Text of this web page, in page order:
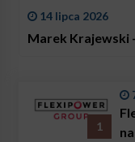
14 lipca 2026
Marek Krajewski
1